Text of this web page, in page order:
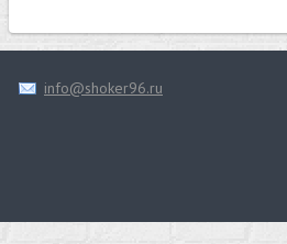
info@shoker96.ru